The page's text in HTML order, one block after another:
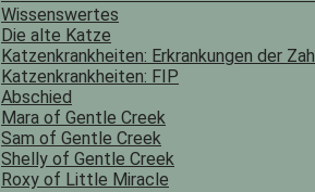
Wissenswertes
Die alte Katze
Katzenkrankheiten: Erkrankungen der
Katzenkrankheiten: FIP
Abschied
Mara of Gentle Creek
Sam of Gentle Creek
Shelly of Gentle Creek
Roxy of Little Miracle